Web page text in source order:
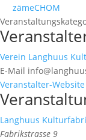
zämeCHOM
Verein Langhuus
E-Mail
Veranstalter-
Langhuus
Fabrikstrasse 9